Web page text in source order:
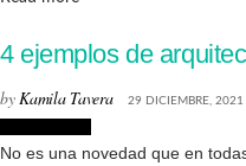
4 ejemplos de
byKamila Tavera 29 DICIEMBRE,
No es una novedad que en